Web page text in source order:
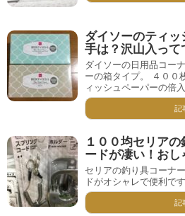
ダイソーのティ
手は？沢山入って
ダイソーの日用品コー
ーの箱タイプ。 ４００
ィッシュペーパーの倍
記
１００均セリア
ードが凄い！おし
セリアの釣り具コーナ
ドがオシャレで便利です
記